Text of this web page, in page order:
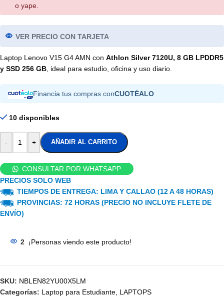
o yape.
VER PRECIO CON TARJETA
Laptop Lenovo V15 G4 AMN con Athlon Silver 7120U, 8 GB LPDDR5
y SSD 256 GB, ideal para estudio, oficina y uso diario.
Financia tus compras conCUOTÉALO
10 disponibles
- + AÑADIR AL CARRITO
CONSULTAR POR WHATSAPP
PRECIOS SOLO WEB
TIEMPOS DE ENTREGA: LIMA Y CALLAO (12 A 48 HORAS)
PROVINCIAS: 72 HORAS (PRECIO NO INCLUYE FLETE DE
ENVÍO)
2 ¡Personas viendo este producto!
SKU: NBLEN82YU00X5LM
Categorías: Laptop para Estudiante, LAPTOPS